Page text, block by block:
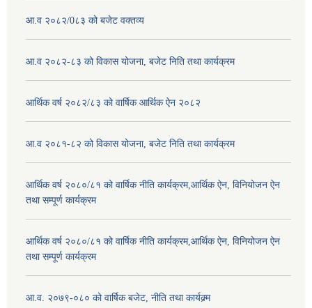
आ.व २०८२/0८३ को बजेट वक्तव्य
आ.व २०८२-८३ को विकास योजना, बजेट निति तथा कार्यक्रम
आर्थिक वर्ष २०८२/८३ को वार्षिक आर्थिक ऐन २०८२
आ.व २०८१-८२ को विकास योजना, बजेट निति तथा कार्यक्रम
आर्थिक वर्ष २०८०/८१ को वार्षिक नीति कार्यक्रम,आर्थिक ऐन, विनियोजन ऐन
तथा सम्पूर्ण कार्यक्रम
आर्थिक वर्ष २०८०/८१ को वार्षिक नीति कार्यक्रम,आर्थिक ऐन, विनियोजन ऐन
तथा सम्पूर्ण कार्यक्रम
आ.व. २०७९-०८० को वार्षिक बजेट, नीति तथा कार्यक्र्म